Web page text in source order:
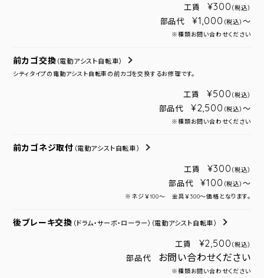
工賃 ¥300 （税込）
部品代 ¥1,000 （税込） ～
※種類お問い合わせください
前カゴ交換 （電動アシスト自転車）
シティタイプの電動アシスト自転車の前カゴを交換するお修理です。
工賃 ¥500 （税込）
部品代 ¥2,500 （税込） ～
※種類お問い合わせください
前カゴネジ取付 （電動アシスト自転車）
工賃 ¥300 （税込）
部品代 ¥100 （税込） ～
※ネジ￥100～ 金具￥300～価格となります。
後ブレーキ交換 （ドラム・サーボ・ローラー） （電動アシスト自転車）
工賃 ¥2,500 （税込）
部品代 お問い合わせください
※種類お問い合わせください